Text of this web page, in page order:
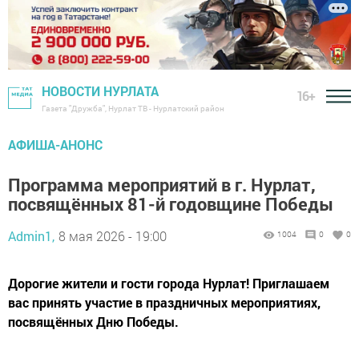
НОВОСТИ НУРЛАТА
Газета "Дружба", Нурлат ТВ - Нурлатский район
16+
АФИША-АНОНС
Программа мероприятий в г. Нурлат,
посвящённых 81-й годовщине Победы
Admin1, 8 мая 2026 - 19:00 1004 0 0
Дорогие жители и гости города Нурлат! Приглашаем
вас принять участие в праздничных мероприятиях,
посвящённых Дню Победы.